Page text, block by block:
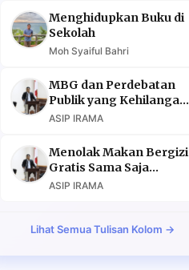
Menghidupkan Buku di
Sekolah
Moh Syaiful Bahri
MBG dan Perdebatan
Publik yang Kehilangan
Argumen
ASIP IRAMA
Menolak Makan Bergizi
Gratis Sama Saja
Menolak Masa Depan
ASIP IRAMA
Lihat Semua Tulisan Kolom →